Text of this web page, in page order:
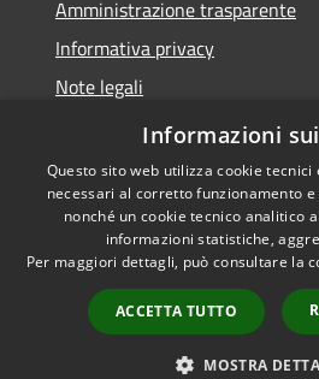
Amministrazione trasparente
Informativa privacy
Note legali
Dichiarazione di accessibilità
Accessibilità
Informazioni
Questo sito web utilizza cookie
necessari al corretto funzionamento
nonché un cookie tecnico analitico
informazioni statistiche,
Per maggiori dettagli, può consultare la
ACCETTA TUTTO
MOSTRA